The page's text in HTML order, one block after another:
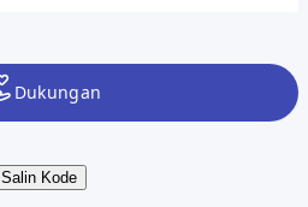
Salin Kode